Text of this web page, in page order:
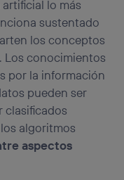
lo más
sustentado
los conceptos
Los conocimientos
por la información
pueden ser
clasificados
algoritmos
aspectos